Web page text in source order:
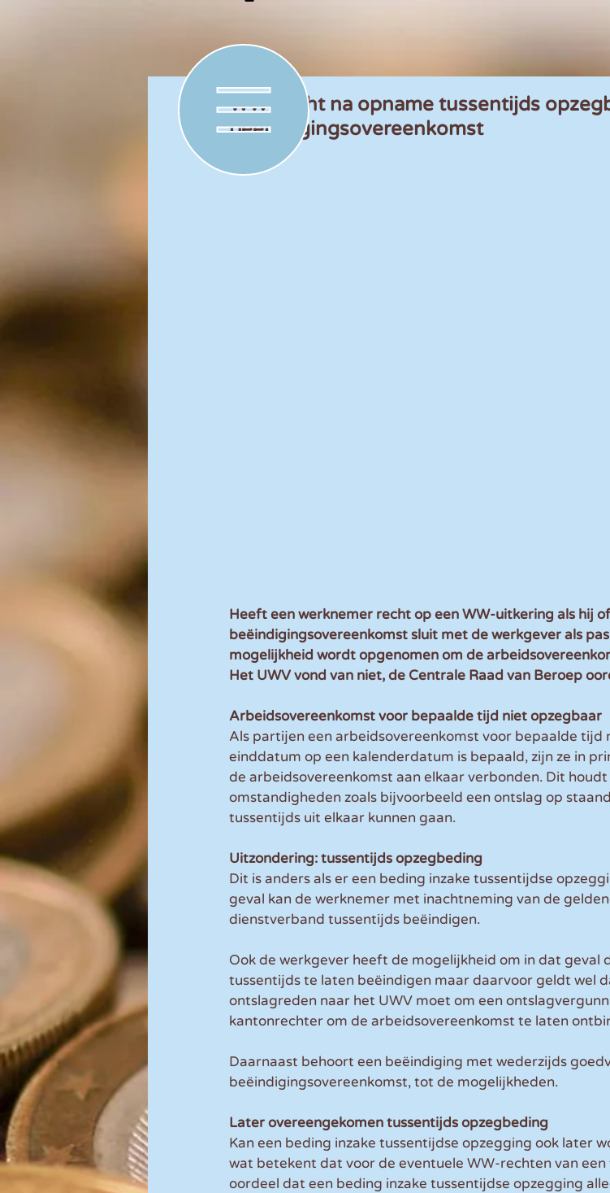
WW-recht na opname tussentijds
beëindigingsovereenkomst
Heeft een werknemer recht op een WW-uitkering als hij
beëindigingsovereenkomst sluit met de werkgever als
mogelijkheid wordt opgenomen om de
Het UWV vond van niet, de Centrale Raad van Beroep
Arbeidsovereenkomst voor bepaalde tijd niet opzegbaar
Als partijen een arbeidsovereenkomst voor bepaalde tijd
einddatum op een kalenderdatum is bepaald, zijn ze in
de arbeidsovereenkomst aan elkaar verbonden. Dit
omstandigheden zoals bijvoorbeeld een ontslag op
tussentijds uit elkaar kunnen gaan.
Uitzondering: tussentijds opzegbeding
Dit is anders als er een beding inzake tussentijdse
geval kan de werknemer met inachtneming van de
dienstverband tussentijds beëindigen.
Ook de werkgever heeft de mogelijkheid om in dat geval
tussentijds te laten beëindigen maar daarvoor geldt wel
ontslagreden naar het UWV moet om een
kantonrechter om de arbeidsovereenkomst te laten
Daarnaast behoort een beëindiging met wederzijds
beëindigingsovereenkomst, tot de mogelijkheden.
Later overeengekomen tussentijds opzegbeding
Kan een beding inzake tussentijdse opzegging ook later
wat betekent dat voor de eventuele WW-rechten van een
oordeel dat een beding inzake tussentijdse opzegging